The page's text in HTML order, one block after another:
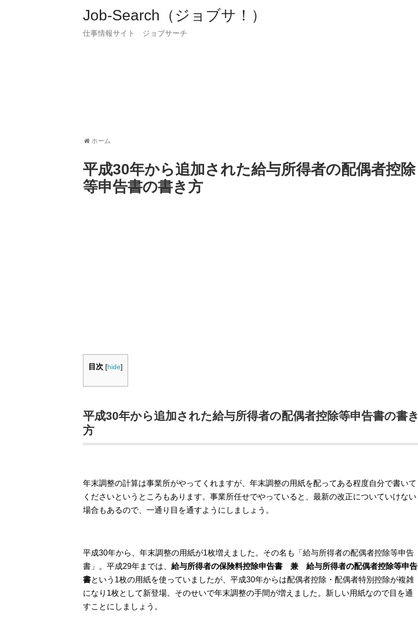
Job-Search（ジョブサ！）
仕事情報サイト ジョブサーチ
ホーム
平成30年から追加された給与所得者の配偶者控除
等申告書の書き方
目次 [hide]
平成30年から追加された給与所得者の配偶者控除等申告書の書き
方
年末調整の計算は事業所がやってくれますが、年末調整の用紙を配ってある程度自分で書いて
くださいというところもあります。事業所任せでやっていると、最新の改正についていけない
場合もあるので、一通り目を通すようにしましょう。
平成30年から、年末調整の用紙が1枚増えました。その名も「給与所得者の配偶者控除等申告
書」。平成29年までは、 給与所得者の保険料控除申告書 兼 給与所得者の配偶者控除等申告
書という1枚の用紙を使っていましたが、平成30年からは配偶者控除・配偶者特別控除が複雑
になり1枚として新登場。そのせいで年末調整の手間が増えました。新しい用紙なので目を通
すことにしましょう。